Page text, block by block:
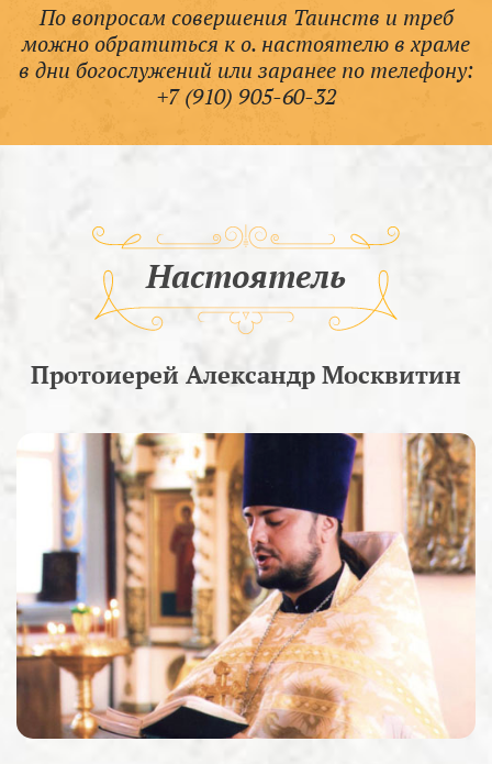
По вопросам совершения Таинств и треб
можно обратиться к о. настоятелю в храме
в дни богослужений или заранее по телефону:
+7 (910) 905-60-32
Настоятель
Протоиерей Александр Москвитин